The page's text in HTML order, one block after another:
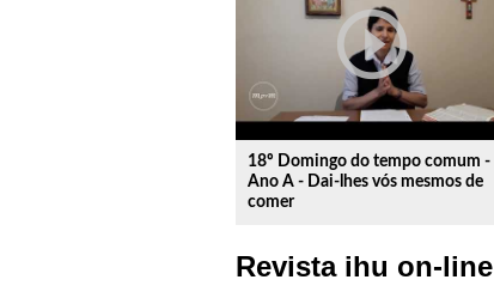
play_circle_outline
18º Domingo do tempo comum -
Ano A - Dai-lhes vós mesmos de
comer
Revista ihu on-line